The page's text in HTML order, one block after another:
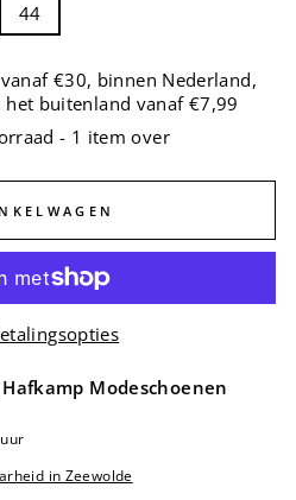
44
€30, binnen Nederland,
het buitenland vanaf €7,99
- 1 item over
Hafkamp Modeschoenen
in Zeewolde